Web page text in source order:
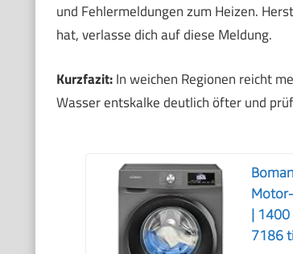
und Fehlermeldungen zum Heizen.
hat, verlasse dich auf diese Meldung.
Kurzfazit:In weichen Regionen reicht
Wasser entskalke deutlich öfter und
| 1400
7186